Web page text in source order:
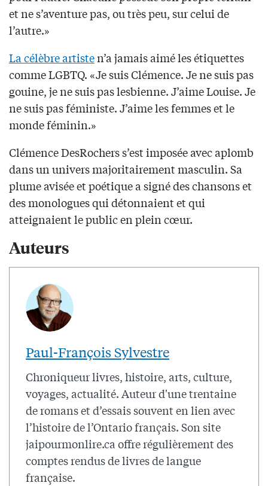
et ne s’aventure pas, ou très peu, sur celui de
l’autre.»
La célèbre artisten’a jamais aimé les étiquettes
comme LGBTQ. «Je suis Clémence. Je ne suis pas
gouine, je ne suis pas lesbienne. J’aime Louise. Je
ne suis pas féministe. J’aime les femmes et le
monde féminin.»
Clémence DesRochers s’est imposée avec aplomb
dans un univers majoritairement masculin. Sa
plume avisée et poétique a signé des chansons et
des monologues qui détonnaient et qui
atteignaient le public en plein cœur.
Auteurs
Paul-François Sylvestre
Chroniqueur livres, histoire, arts, culture,
voyages, actualité. Auteur d'une trentaine
de romans et d’essais souvent en lien avec
l’histoire de l’Ontario français. Son site
jaipourmonlire.ca offre régulièrement des
comptes rendus de livres de langue
française.